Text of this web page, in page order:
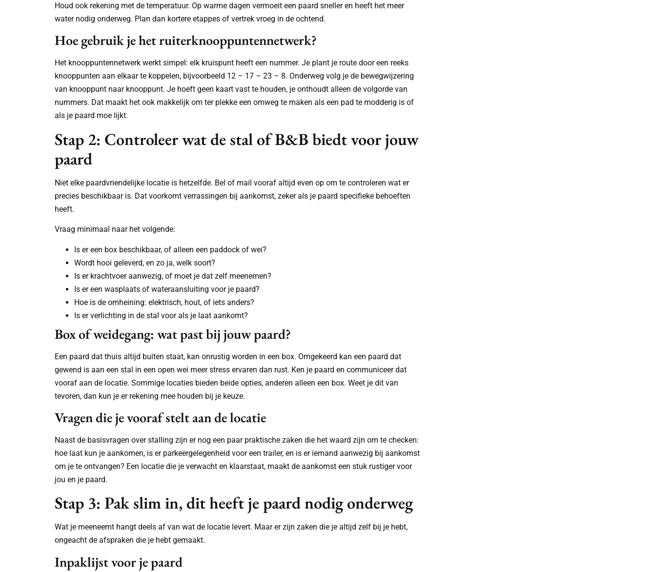
Houd ook rekening met de temperatuur. Op warme dagen vermoeit een paard sneller en heeft het meer
water nodig onderweg. Plan dan kortere etappes of vertrek vroeg in de ochtend.
Hoe gebruik je het ruiterknooppuntennetwerk?
Het knooppuntennetwerk werkt simpel: elk kruispunt heeft een nummer. Je plant je route door een reeks
knooppunten aan elkaar te koppelen, bijvoorbeeld 12 – 17 – 23 – 8. Onderweg volg je de bewegwijzering
van knooppunt naar knooppunt. Je hoeft geen kaart vast te houden, je onthoudt alleen de volgorde van
nummers. Dat maakt het ook makkelijk om ter plekke een omweg te maken als een pad te modderig is of
als je paard moe lijkt.
Stap 2: Controleer wat de stal of B&B biedt voor jouw
paard
Niet elke paardvriendelijke locatie is hetzelfde. Bel of mail vooraf altijd even op om te controleren wat er
precies beschikbaar is. Dat voorkomt verrassingen bij aankomst, zeker als je paard specifieke behoeften
heeft.
Vraag minimaal naar het volgende:
Is er een box beschikbaar, of alleen een paddock of wei?
Wordt hooi geleverd, en zo ja, welk soort?
Is er krachtvoer aanwezig, of moet je dat zelf meenemen?
Is er een wasplaats of wateraansluiting voor je paard?
Hoe is de omheining: elektrisch, hout, of iets anders?
Is er verlichting in de stal voor als je laat aankomt?
Box of weidegang: wat past bij jouw paard?
Een paard dat thuis altijd buiten staat, kan onrustig worden in een box. Omgekeerd kan een paard dat
gewend is aan een stal in een open wei meer stress ervaren dan rust. Ken je paard en communiceer dat
vooraf aan de locatie. Sommige locaties bieden beide opties, anderen alleen een box. Weet je dit van
tevoren, dan kun je er rekening mee houden bij je keuze.
Vragen die je vooraf stelt aan de locatie
Naast de basisvragen over stalling zijn er nog een paar praktische zaken die het waard zijn om te checken:
hoe laat kun je aankomen, is er parkeergelegenheid voor een trailer, en is er iemand aanwezig bij aankomst
om je te ontvangen? Een locatie die je verwacht en klaarstaat, maakt de aankomst een stuk rustiger voor
jou en je paard.
Stap 3: Pak slim in, dit heeft je paard nodig onderweg
Wat je meeneemt hangt deels af van wat de locatie levert. Maar er zijn zaken die je altijd zelf bij je hebt,
ongeacht de afspraken die je hebt gemaakt.
Inpaklijst voor je paard